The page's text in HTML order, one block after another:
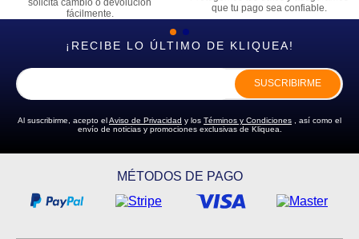
fácilmente.
que tu pago sea confiable.
¡RECIBE LO ÚLTIMO DE KLIQUEA!
SUSCRIBIRME
Al suscribirme, acepto elAviso de Privacidad y los Términos y Condiciones , así como el
envío de noticias y promociones exclusivas de Kliquea.
MÉTODOS DE PAGO